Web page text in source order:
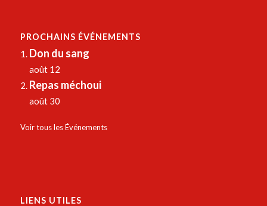
PROCHAINS ÉVÉNEMENTS
Don du sang
août 12
Repas méchoui
août 30
Voir tous les Événements
LIENS UTILES